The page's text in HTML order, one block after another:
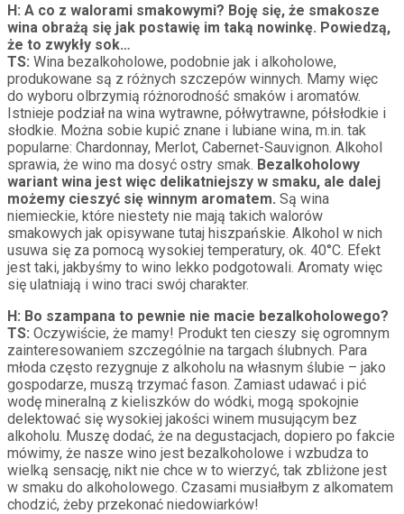
H: A co z walorami smakowymi? Boję się, że smakosze
wina obrażą się jak postawię im taką nowinkę. Powiedzą,
że to zwykły sok…
TS: Wina bezalkoholowe, podobnie jak i alkoholowe,
produkowane są z różnych szczepów winnych. Mamy więc
do wyboru olbrzymią różnorodność smaków i aromatów.
Istnieje podział na wina wytrawne, półwytrawne, półsłodkie i
słodkie. Można sobie kupić znane i lubiane wina, m.in. tak
popularne: Chardonnay, Merlot, Cabernet-Sauvignon. Alkohol
sprawia, że wino ma dosyć ostry smak. Bezalkoholowy
wariant wina jest więc delikatniejszy w smaku, ale dalej
możemy cieszyć się winnym aromatem. Są wina
niemieckie, które niestety nie mają takich walorów
smakowych jak opisywane tutaj hiszpańskie. Alkohol w nich
usuwa się za pomocą wysokiej temperatury, ok. 40°C. Efekt
jest taki, jakbyśmy to wino lekko podgotowali. Aromaty więc
się ulatniają i wino traci swój charakter.
H: Bo szampana to pewnie nie macie bezalkoholowego?
TS: Oczywiście, że mamy! Produkt ten cieszy się ogromnym
zainteresowaniem szczególnie na targach ślubnych. Para
młoda często rezygnuje z alkoholu na własnym ślubie – jako
gospodarze, muszą trzymać fason. Zamiast udawać i pić
wodę mineralną z kieliszków do wódki, mogą spokojnie
delektować się wysokiej jakości winem musującym bez
alkoholu. Muszę dodać, że na degustacjach, dopiero po fakcie
mówimy, że nasze wino jest bezalkoholowe i wzbudza to
wielką sensację, nikt nie chce w to wierzyć, tak zbliżone jest
w smaku do alkoholowego. Czasami musiałbym z alkomatem
chodzić, żeby przekonać niedowiarków!